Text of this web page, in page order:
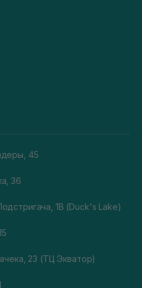
45
36
1В (Duck's Lake)
23 (ТЦ Экватор)